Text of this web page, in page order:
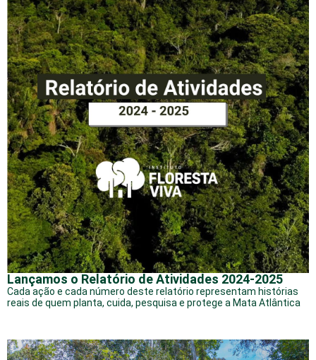
Lançamos o Relatório de Atividades 2024-2025
Cada ação e cada número deste relatório representam histórias
reais de quem planta, cuida, pesquisa e protege a Mata Atlântica